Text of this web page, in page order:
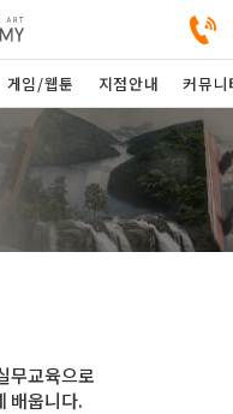
게임/웹툰 지점안내 커뮤니
무교육으로
배웁니다.